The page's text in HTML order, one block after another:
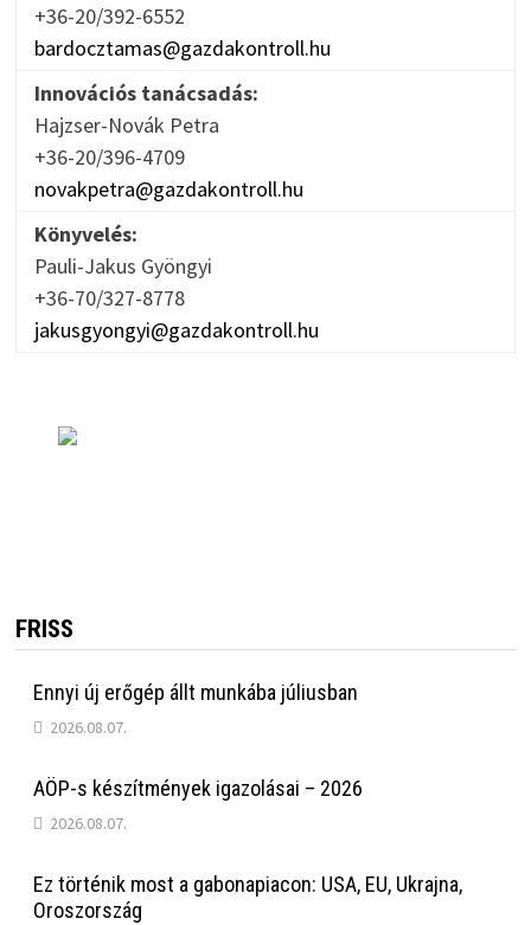
+36-20/392-6552
bardocztamas@gazdakontroll.hu
Innovációs tanácsadás:
Hajzser-Novák Petra
+36-20/396-4709
novakpetra@gazdakontroll.hu
Könyvelés:
Pauli-Jakus Gyöngyi
+36-70/327-8778
jakusgyongyi@gazdakontroll.hu
FRISS
Ennyi új erőgép állt munkába júliusban
2026.08.07.
AÖP-s készítmények igazolásai – 2026
2026.08.07.
Ez történik most a gabonapiacon: USA, EU, Ukrajna,
Oroszország